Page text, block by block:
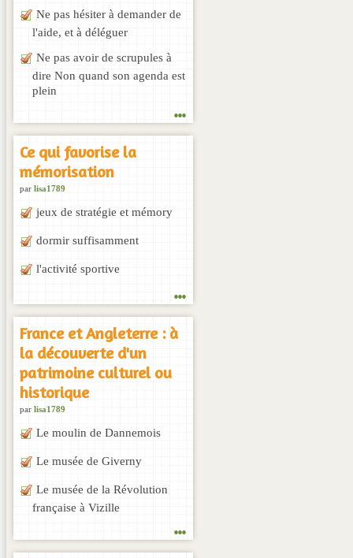
Ne pas hésiter à demander de
l'aide, et à déléguer
Ne pas avoir de scrupules à
dire Non quand son agenda est
plein
...
Ce qui favorise la
mémorisation
par lisa1789
jeux de stratégie et mémory
dormir suffisamment
l'activité sportive
...
France et Angleterre : à
la découverte d'un
patrimoine culturel ou
historique
par lisa1789
Le moulin de Dannemois
Le musée de Giverny
Le musée de la Révolution
française à Vizille
...